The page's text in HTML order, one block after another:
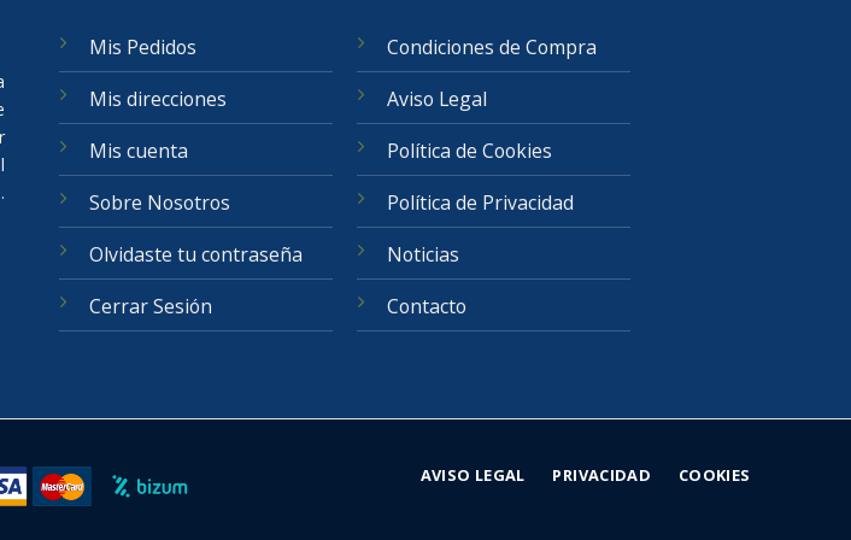
Mis Pedidos
Mis direcciones
Mis cuenta
Sobre Nosotros
Olvidaste tu contraseña
Cerrar Sesión
Condiciones de Compra
Aviso Legal
Política de Cookies
Política de Privacidad
Noticias
Contacto
AVISO LEGAL PRIVACIDAD COOKIES